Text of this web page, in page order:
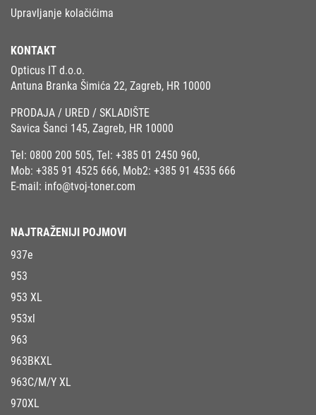
Upravljanje kolačićima
KONTAKT
Opticus IT d.o.o.
Antuna Branka Šimića 22, Zagreb, HR 10000
PRODAJA / URED / SKLADIŠTE
Savica Šanci 145, Zagreb, HR 10000
Tel: 0800 200 505, Tel: +385 01 2450 960,
Mob: +385 91 4525 666, Mob2: +385 91 4535 666
E-mail: info@tvoj-toner.com
NAJTRAŽENIJI POJMOVI
937e
953
953 XL
953xl
963
963BKXL
963C/M/Y XL
970XL